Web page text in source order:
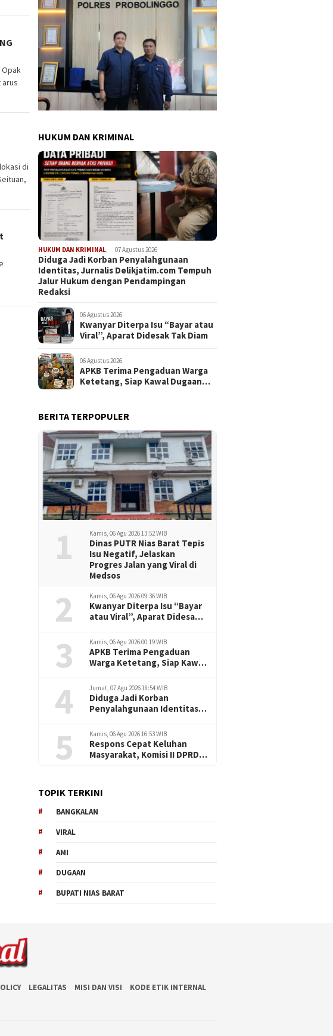
Opak
di
HUKUM DAN KRIMINAL
HUKUM DAN KRIMINAL, 07 Agustus 2026
Diduga Jadi Korban Penyalahgunaan
Identitas, Jurnalis Delikjatim.com Tempuh
Jalur Hukum dengan Pendampingan
Redaksi
06 Agustus 2026
Kwanyar Diterpa Isu “Bayar atau
Viral”, Aparat Didesak Tak Diam
06 Agustus 2026
APKB Terima Pengaduan Warga
Ketetang, Siap Kawal Dugaan
BERITA TERPOPULER
1 Kamis, 06 Agu 2026 13:52 WIB
Dinas PUTR Nias Barat Tepis
Isu Negatif, Jelaskan
Progres Jalan yang Viral di
Medsos
2 Kamis, 06 Agu 2026 09:36 WIB
Kwanyar Diterpa Isu “Bayar
atau Viral”, Aparat Didesak
3 Kamis, 06 Agu 2026 00:19 WIB
APKB Terima Pengaduan
Warga Ketetang, Siap Kawal
Bantuan hingga ke Jalur
Hukum
4 Jumat, 07 Agu 2026 18:54 WIB
Diduga Jadi Korban
Penyalahgunaan Identitas,
Tempuh Jalur Hukum
dengan Pendampingan
Redaksi
5 Kamis, 06 Agu 2026 16:53 WIB
Respons Cepat Keluhan
Masyarakat, Komisi II DPRD
TOPIK TERKINI
BANGKALAN
VIRAL
AMI
DUGAAN
BUPATI NIAS BARAT
LEGALITAS MISI DAN VISI
KODE ETIK INTERNAL